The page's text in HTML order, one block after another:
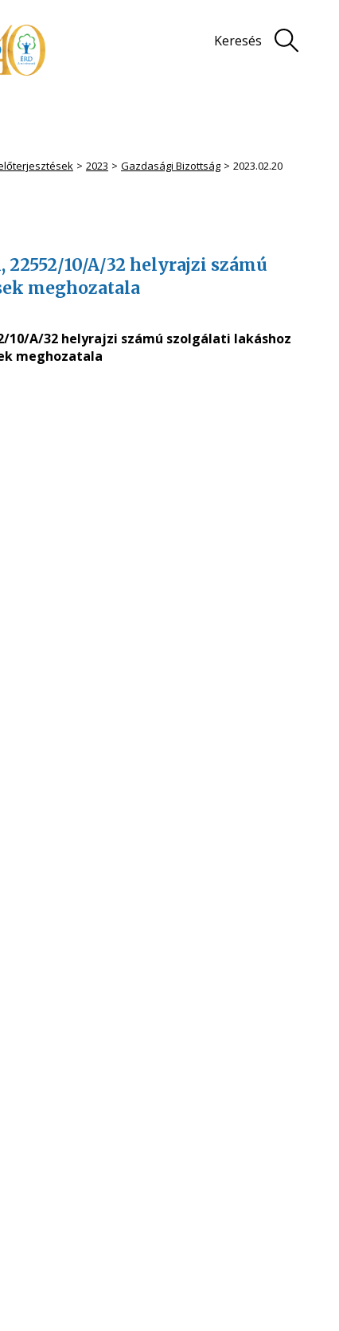
Keresés
2023 Gazdasági Bizottság 2023.02.20
10/A/32 helyrajzi számú
meghozatala
10/A/32 helyrajzi számú szolgálati lakáshoz
meghozatala